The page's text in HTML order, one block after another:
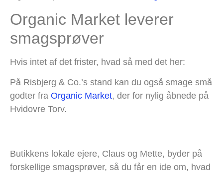
Organic Market leverer
smagsprøver
Hvis intet af det frister, hvad så med det her:
På Risbjerg & Co.’s stand kan du også smage små
godter fra Organic Market, der for nylig åbnede på
Hvidovre Torv.
Butikkens lokale ejere, Claus og Mette, byder på
forskellige smagsprøver, så du får en ide om, hvad